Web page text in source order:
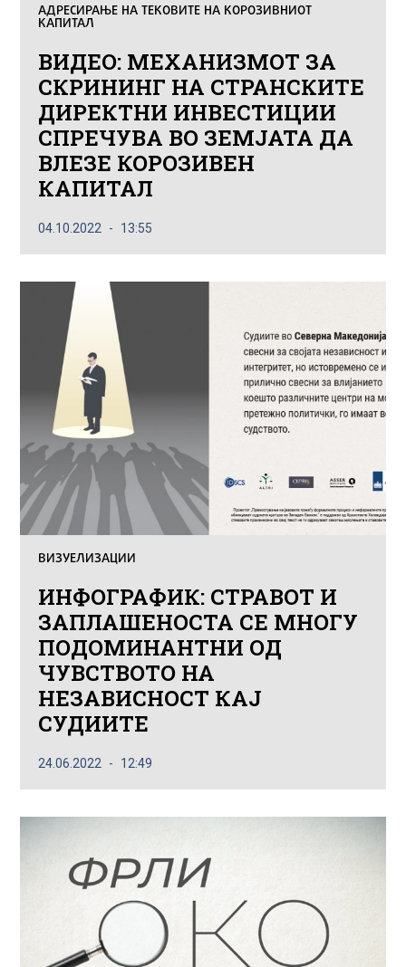
АДРЕСИРАЊЕ НА ТЕКОВИТЕ НА КОРОЗИВНИОТ
КАПИТАЛ
ВИДЕО: МЕХАНИЗМОТ ЗА
СКРИНИНГ НА СТРАНСКИТЕ
ДИРЕКТНИ ИНВЕСТИЦИИ
СПРЕЧУВА ВО ЗЕМЈАТА ДА
ВЛЕЗЕ КОРОЗИВЕН
КАПИТАЛ
04.10.2022 13:55
ВИЗУЕЛИЗАЦИИ
ИНФОГРАФИК: СТРАВОТ И
ЗАПЛАШЕНОСТА СЕ МНОГУ
ПОДОМИНАНТНИ ОД
ЧУВСТВОТО НА
НЕЗАВИСНОСТ КАЈ
СУДИИТЕ
24.06.2022 12:49